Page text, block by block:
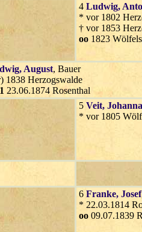
4 Ludwig,
* vor 1802
† vor 1853
oo 1823
, August, Bauer
1838 Herzogswalde
23.06.1874 Rosenthal
5 Veit, Johanna
* vor 1805
6 Franke, Josef
* 22.03.1814
oo 09.07.1839